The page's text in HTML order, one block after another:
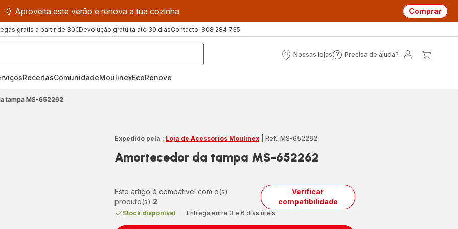
🍦 Aproveita este verão e renova a tua cozinha Comprar
grátis a partir de 30€Devolução gratuita até 30 diasContacto: 808 284 735
Nossas lojas
Nossas
Precisa de ajuda?
Precisa
ReceitasComunidadeMoulinexEcoRenove
tampa MS-652262
Expedido pela : Loja de Acessórios Moulinex Ref.: MS-652262
Amortecedor da tampa MS-652262
Este artigo é compatível com o(s)
produto(s) 2
Verificar
compatibilidade
Stock disponível Entrega entre 3 e 6 dias úteis